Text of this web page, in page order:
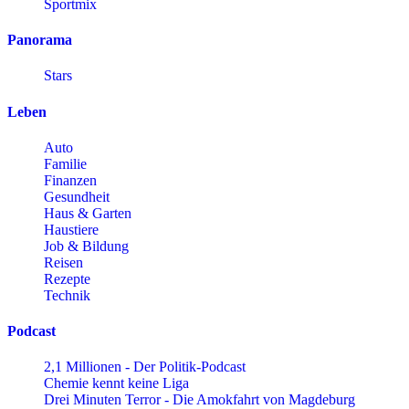
Sportmix
Panorama
Stars
Leben
Auto
Familie
Finanzen
Gesundheit
Haus & Garten
Haustiere
Job & Bildung
Reisen
Rezepte
Technik
Podcast
2,1 Millionen - Der Politik-Podcast
Chemie kennt keine Liga
Drei Minuten Terror - Die Amokfahrt von Magdeburg